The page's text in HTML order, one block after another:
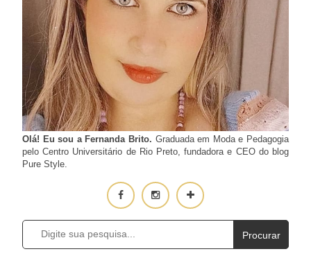
Olá! Eu sou a Fernanda Brito. Graduada em Moda e Pedagogia
pelo Centro Universitário de Rio Preto, fundadora e CEO do blog
Pure Style.
Procurar